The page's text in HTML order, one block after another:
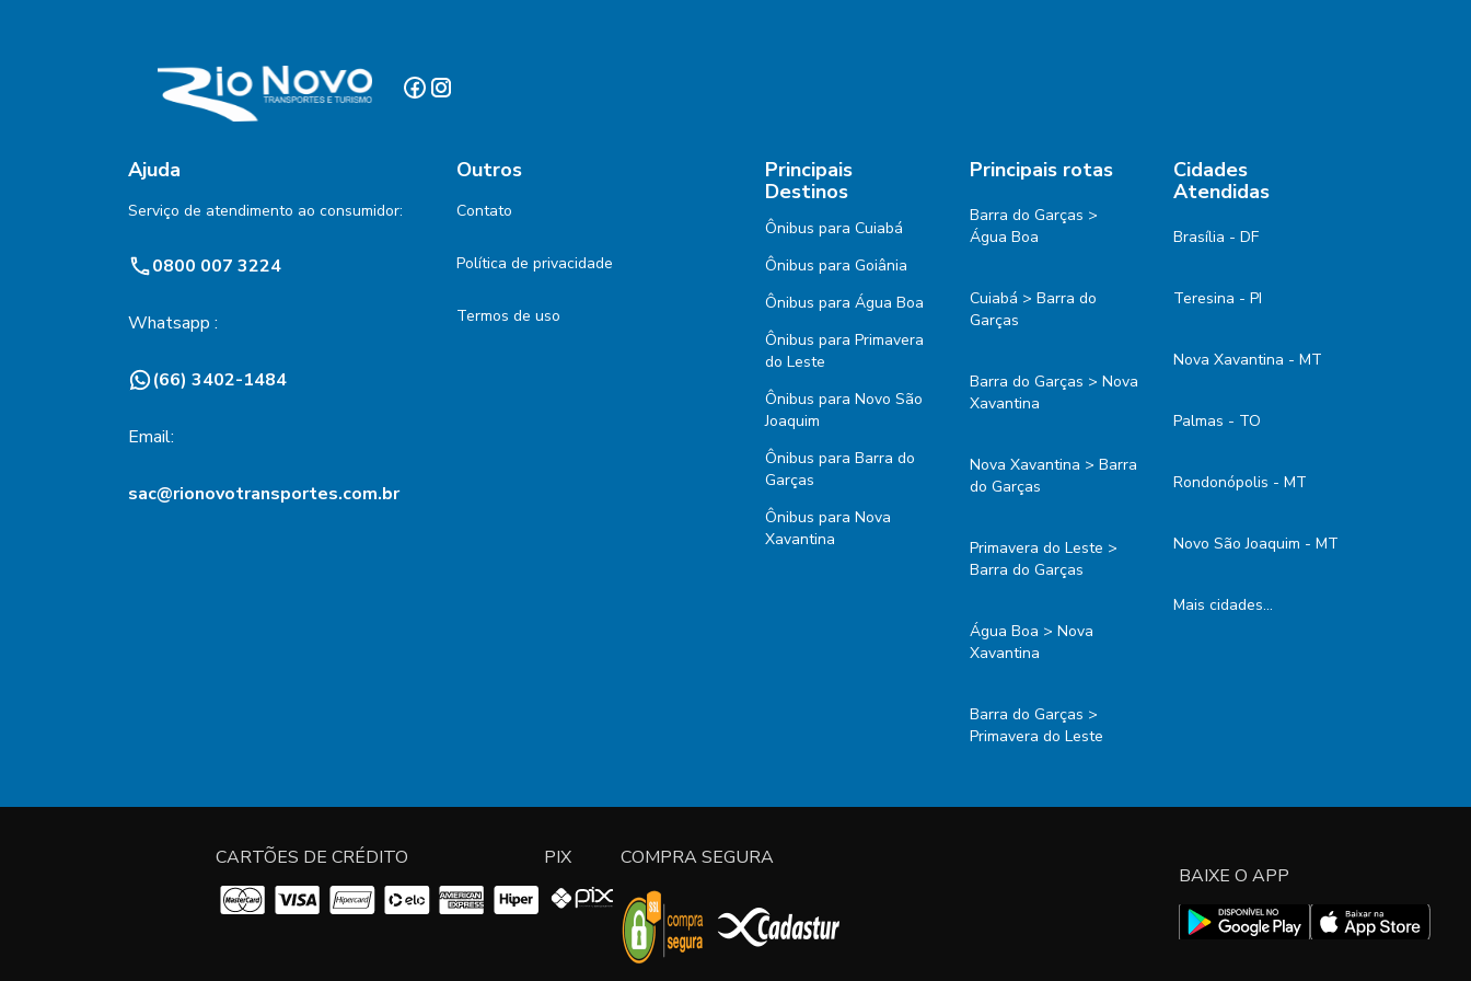
Ajuda
Serviço de atendimento ao consumidor:
0800 007 3224
Whatsapp :
(66) 3402-1484
Email:
sac@rionovotransportes.com.br
Outros
Contato
Política de privacidade
Termos de uso
Principais
Destinos
Ônibus para Cuiabá
Ônibus para Goiânia
Ônibus para Água Boa
Ônibus para Primavera
do Leste
Ônibus para Novo São
Joaquim
Ônibus para Barra do
Garças
Ônibus para Nova
Xavantina
Principais rotas
Barra do Garças >
Água Boa
Cuiabá > Barra do
Garças
Barra do Garças > Nova
Xavantina
Nova Xavantina > Barra
do Garças
Primavera do Leste >
Barra do Garças
Água Boa > Nova
Xavantina
Barra do Garças >
Primavera do Leste
Cidades
Atendidas
Brasília - DF
Teresina - PI
Nova Xavantina - MT
Palmas - TO
Rondonópolis - MT
Novo São Joaquim - MT
Mais cidades...
CARTÕES DE CRÉDITO PIX COMPRA SEGURA
BAIXE O APP